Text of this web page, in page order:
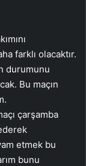
farklı olacaktır.
durumunu
Bu maçın
çarşamba
etmek bu
bunu